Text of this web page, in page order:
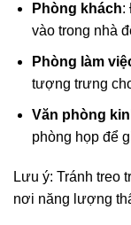
Phòng khách:
vào trong nhà
Phòng làm
tượng trưng
Văn phòng
phòng họp để
Lưu ý: Tránh treo
nơi năng lượng